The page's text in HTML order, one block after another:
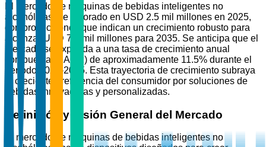
El mercado de máquinas de bebidas inteligentes no
alcohólicas fue valorado en USD 2.5 mil millones en 2025,
con proyecciones que indican un crecimiento robusto para
alcanzar USD 7.8 mil millones para 2035. Se anticipa que el
mercado se expanda a una tasa de crecimiento anual
compuesta (CAGR) de aproximadamente 11.5% durante el
período 2026-2035. Esta trayectoria de crecimiento subraya
la creciente preferencia del consumidor por soluciones de
bebidas innovadoras y personalizadas.
Definición y Visión General del Mercado
El mercado de máquinas de bebidas inteligentes no